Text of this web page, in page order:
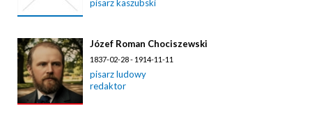
pisarz kaszubski
Józef Roman Chociszewski
1837-02-28 - 1914-11-11
pisarz ludowy
redaktor